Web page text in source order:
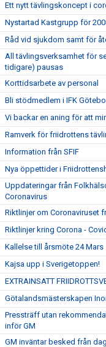
Ett nytt tävlingskoncept i
Nystartad Kastgrupp för
Råd vid sjukdom samt för
All tävlingsverksamhet för
tidigare) pausas
Korttidsarbete av personal
Bli stödmedlem i IFK
Vi backar en aning för att
Ramverk för friidrottens
Information från SFIF
Nya öppettider i
Uppdateringar från
Coronavirus
Riktlinjer om Coronaviruset
Riktlinjer kring Corona -
Kallelse till årsmöte 24 Mars
Kajsa upp i Sverigetoppen!
EXTRAINSATT
Götalandsmästerskapen
Pressträff utan
inför GM
GM inväntar besked från